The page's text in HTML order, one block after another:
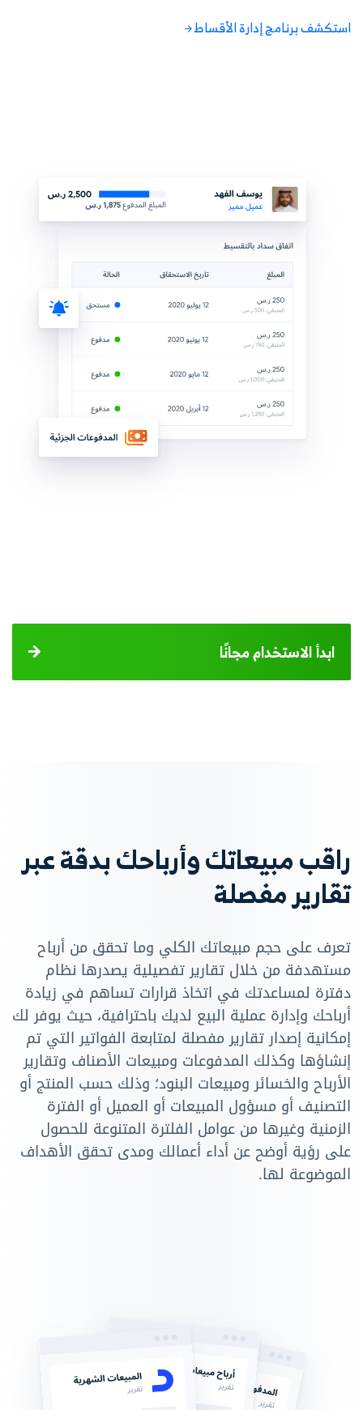
استكشف برنامج إدارة الأقساط
ابدأ الاستخدام مجانًا
راقب مبيعاتك وأرباحك بدقة عبر
تقارير مفصلة
تعرف على حجم مبيعاتك الكلي وما تحقق من أرباح
مستهدفة من خلال تقارير تفصيلية يصدرها نظام
دفترة لمساعدتك في اتخاذ قرارات تساهم في زيادة
أرباحك وإدارة عملية البيع لديك باحترافية، حيث يوفر لك
إمكانية إصدار تقارير مفصلة لمتابعة الفواتير التي تم
إنشاؤها وكذلك المدفوعات ومبيعات الأصناف وتقارير
الأرباح والخسائر ومبيعات البنود؛ وذلك حسب المنتج أو
التصنيف أو مسؤول المبيعات أو العميل أو الفترة
الزمنية وغيرها من عوامل الفلترة المتنوعة للحصول
على رؤية أوضح عن أداء أعمالك ومدى تحقق الأهداف
الموضوعة لها.